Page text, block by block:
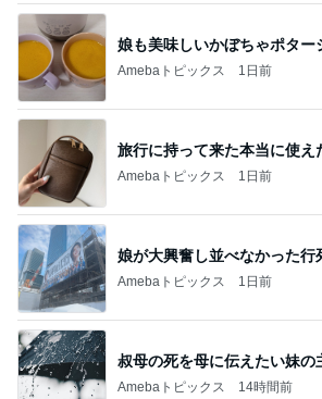
娘も美味しいかぼちゃポター
Amebaトピックス 1日前
旅行に持って来た本当に使え
Amebaトピックス 1日前
娘が大興奮し並べなかった行
Amebaトピックス 1日前
叔母の死を母に伝えたい妹の
Amebaトピックス 14時間前